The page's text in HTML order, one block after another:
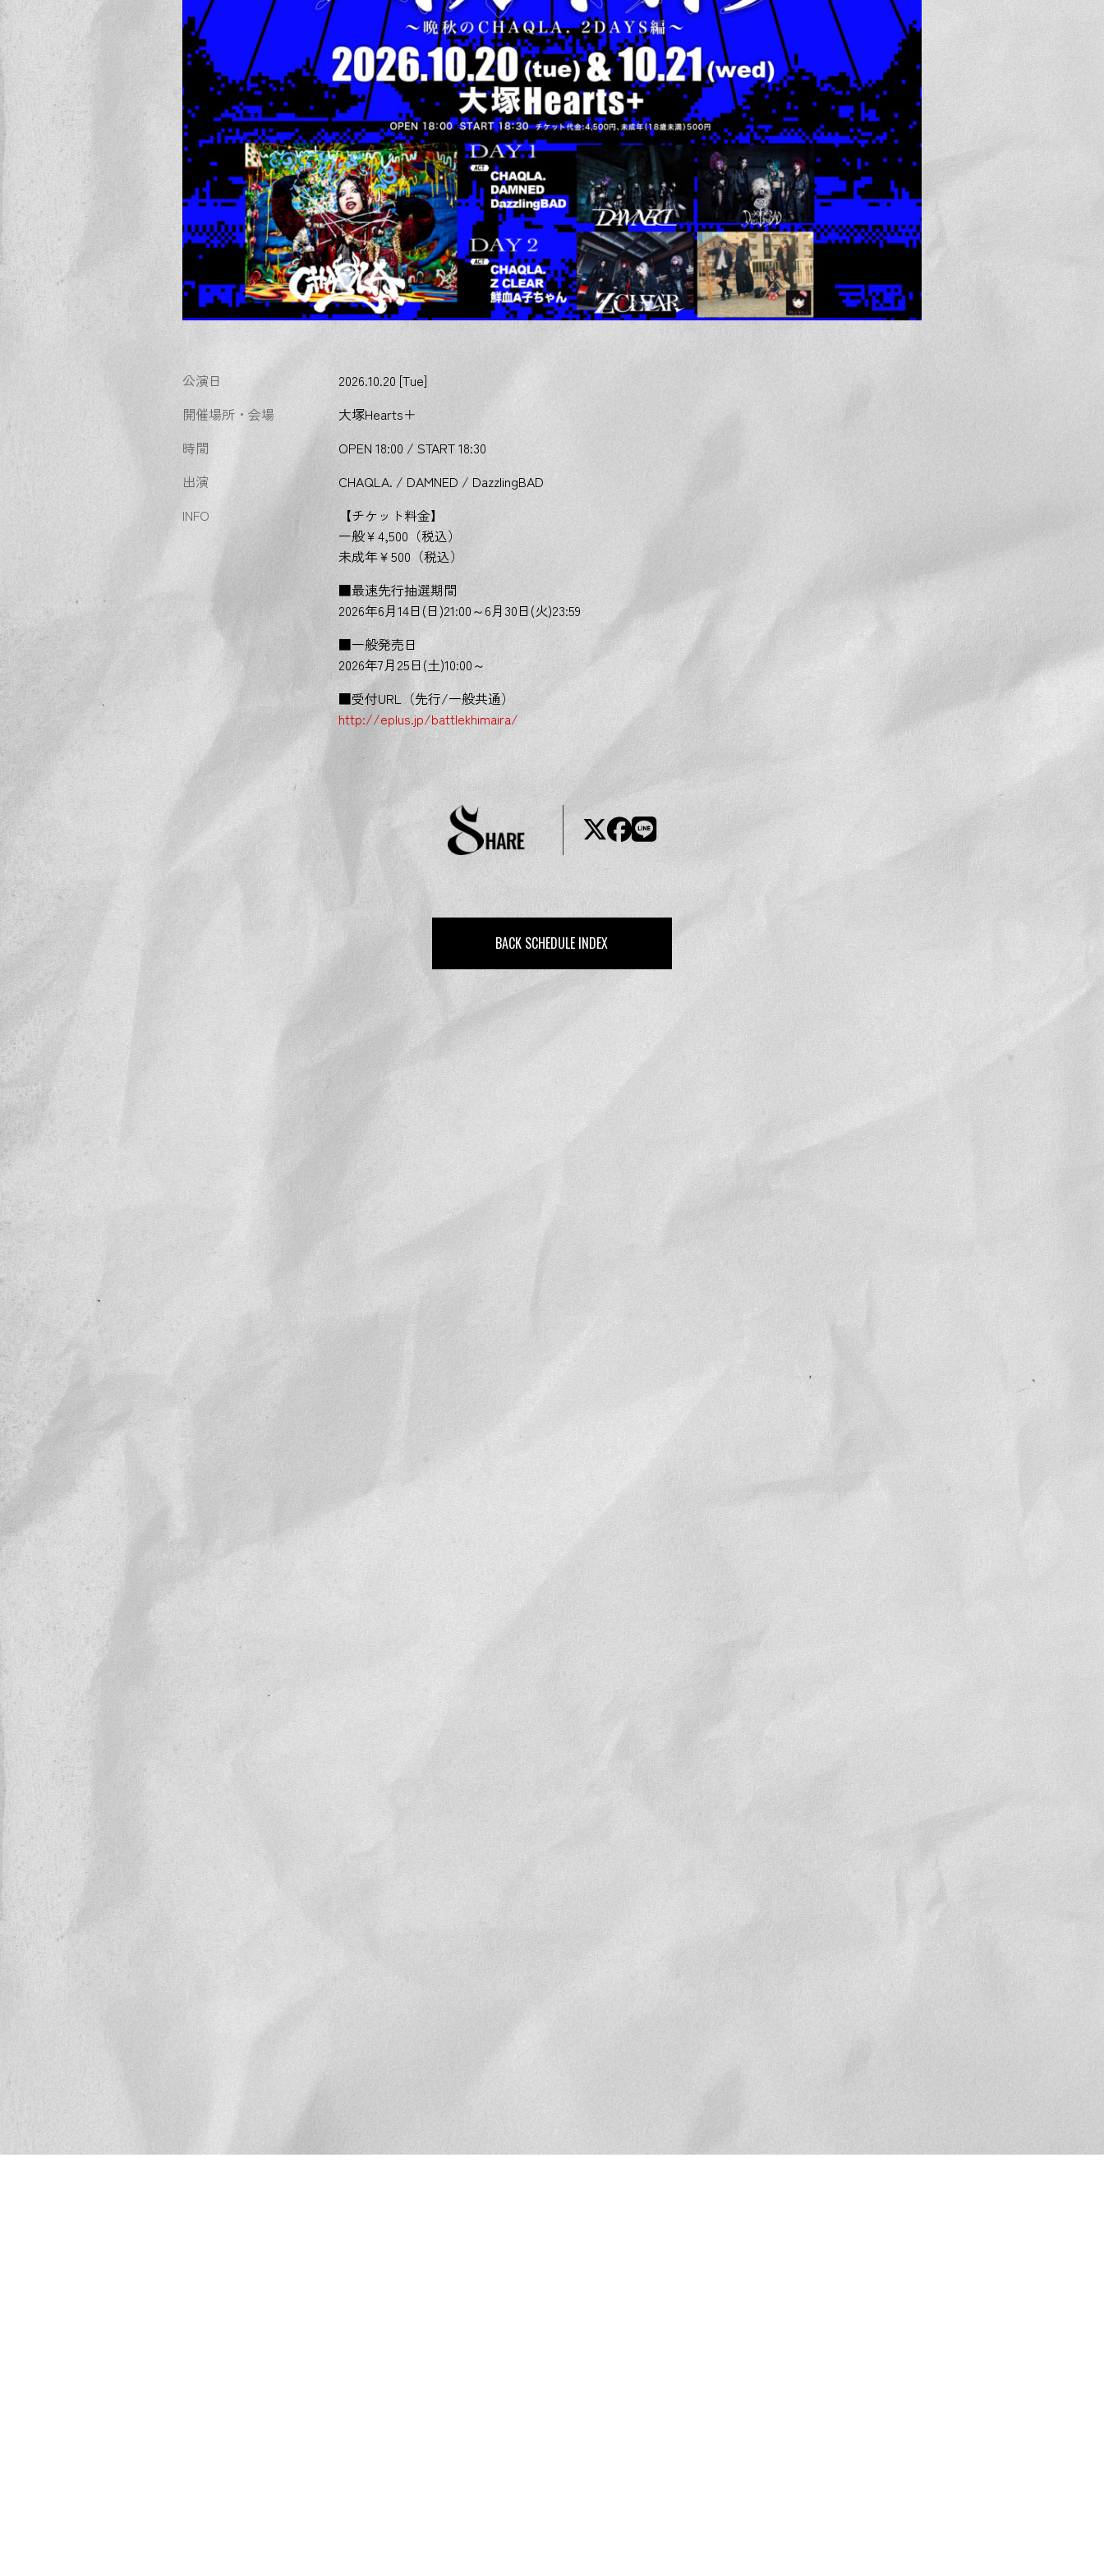
公演日
2026.10.20 [Tue]
開催場所・会場
大塚Hearts＋
時間
OPEN 18:00 / START 18:30
出演
CHAQLA. / DAMNED / DazzlingBAD
INFO
【チケット料金】
一般￥4,500（税込）
未成年￥500（税込）
■最速先行抽選期間
2026年6月14日(日)21:00～6月30日(火)23:59
■一般発売日
2026年7月25日(土)10:00～
■受付URL（先行/一般共通）
http://eplus.jp/battlekhimaira/
BACK SCHEDULE INDEX